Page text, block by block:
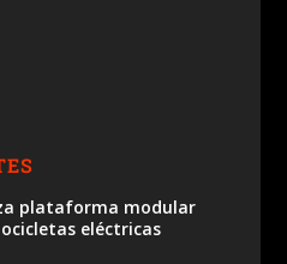
plataforma modular
eléctricas